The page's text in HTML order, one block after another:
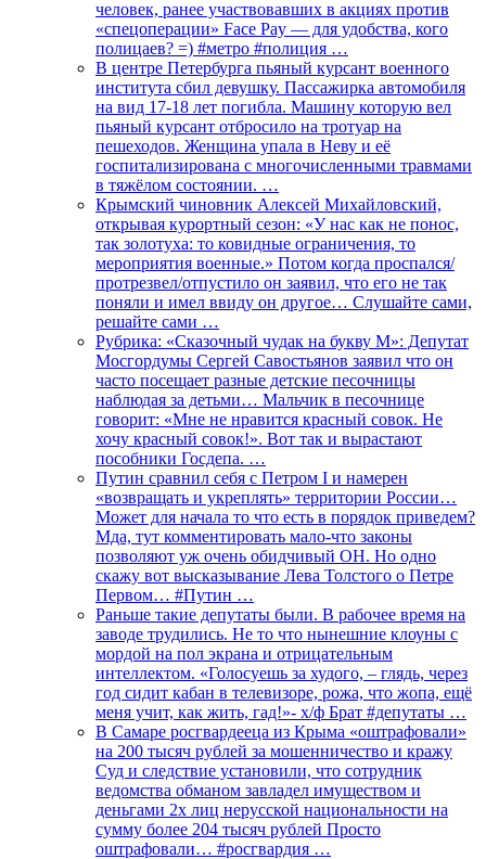
человек, ранее участвовавших в акциях против
«спецоперации» Face Pay — для удобства, кого
полицаев? =) #метро #полиция …
В центре Петербурга пьяный курсант военного
института сбил девушку. Пассажирка автомобиля
на вид 17-18 лет погибла. Машину которую вел
пьяный курсант отбросило на тротуар на
пешеходов. Женщина упала в Неву и её
госпитализирована с многочисленными травмами
в тяжёлом состоянии. …
Крымский чиновник Алексей Михайловский,
открывая курортный сезон: «У нас как не понос,
так золотуха: то ковидные ограничения, то
мероприятия военные.» Потом когда проспался/
протрезвел/отпустило он заявил, что его не так
поняли и имел ввиду он другое… Слушайте сами,
решайте сами …
Рубрика: «Сказочный чудак на букву М»: Депутат
Мосгордумы Сергей Савостьянов заявил что он
часто посещает разные детские песочницы
наблюдая за детьми… Мальчик в песочнице
говорит: «Мне не нравится красный совок. Не
хочу красный совок!». Вот так и вырастают
пособники Госдепа. …
Путин сравнил себя с Петром I и намерен
«возвращать и укреплять» территории России…
Может для начала то что есть в порядок приведем?
Мда, тут комментировать мало-что законы
позволяют уж очень обидчивый ОН. Но одно
скажу вот высказывание Лева Толстого о Петре
Первом… #Путин …
Раньше такие депутаты были. В рабочее время на
заводе трудились. Не то что нынешние клоуны с
мордой на пол экрана и отрицательным
интеллектом. «Голосуешь за худого, – глядь, через
год сидит кабан в телевизоре, рожа, что жопа, ещё
меня учит, как жить, гад!»- х/ф Брат #депутаты …
В Самаре росгвардееца из Крыма «оштрафовали»
на 200 тысяч рублей за мошенничество и кражу
Суд и следствие установили, что сотрудник
ведомства обманом завладел имуществом и
деньгами 2х лиц нерусской национальности на
сумму более 204 тысяч рублей Просто
оштрафовали… #росгвардия …